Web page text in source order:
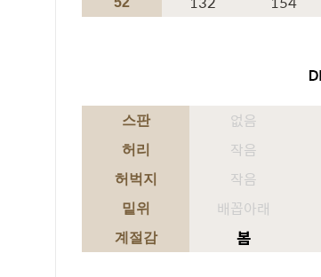
스판 없음
허리 작음
허벅지 작음
밑위 배꼽아래
계절감 봄